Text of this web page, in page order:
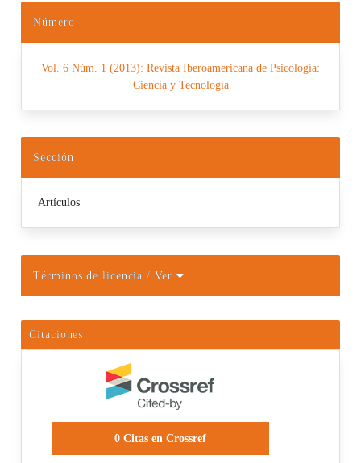
Número
Vol. 6 Núm. 1 (2013): Revista Iberoamericana de Psicología:
Ciencia y Tecnología
Sección
Artículos
Términos de licencia/ Ver
Citaciones
0Citas en Crossref